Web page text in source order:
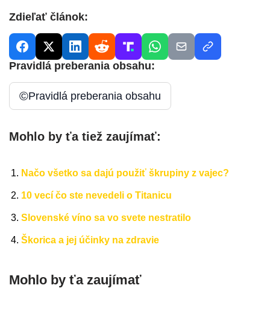
Zdieľať článok:
Pravidlá preberania obsahu:
©Pravidlá preberania obsahu
Mohlo by ťa tiež zaujímať:
Načo všetko sa dajú použiť škrupiny z vajec?
10 vecí čo ste nevedeli o Titanicu
Slovenské víno sa vo svete nestratilo
Škorica a jej účinky na zdravie
Mohlo by ťa zaujímať